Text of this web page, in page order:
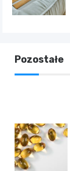
Pozostałe